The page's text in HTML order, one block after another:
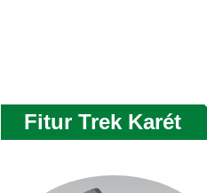
Fitur Trek Karét